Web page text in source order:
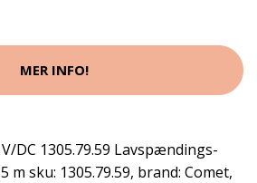
MER INFO!
DC 1305.79.59 Lavspændings-
m sku: 1305.79.59, brand: Comet,